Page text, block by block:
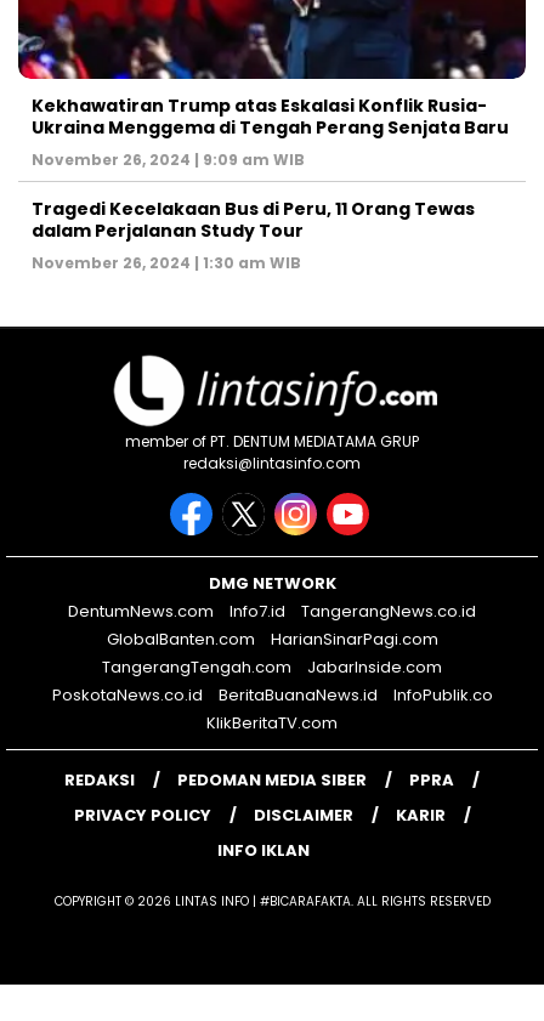
Kekhawatiran Trump atas Eskalasi Konflik Rusia-
Ukraina Menggema di Tengah Perang Senjata Baru
November 26, 2024 | 9:09 am WIB
Tragedi Kecelakaan Bus di Peru, 11 Orang Tewas
dalam Perjalanan Study Tour
November 26, 2024 | 1:30 am WIB
member of PT. DENTUM MEDIATAMA GRUP
redaksi@lintasinfo.com
DMG NETWORK
DentumNews.com
Info7.id
TangerangNews.co.id
GlobalBanten.com
HarianSinarPagi.com
TangerangTengah.com
JabarInside.com
PoskotaNews.co.id
BeritaBuanaNews.id
InfoPublik.co
KlikBeritaTV.com
REDAKSI PEDOMAN MEDIA SIBER
PPRA
PRIVACY POLICY
DISCLAIMER
KARIR
INFO IKLAN
COPYRIGHT © 2026 LINTAS INFO | #BICARAFAKTA. ALL RIGHTS RESERVED